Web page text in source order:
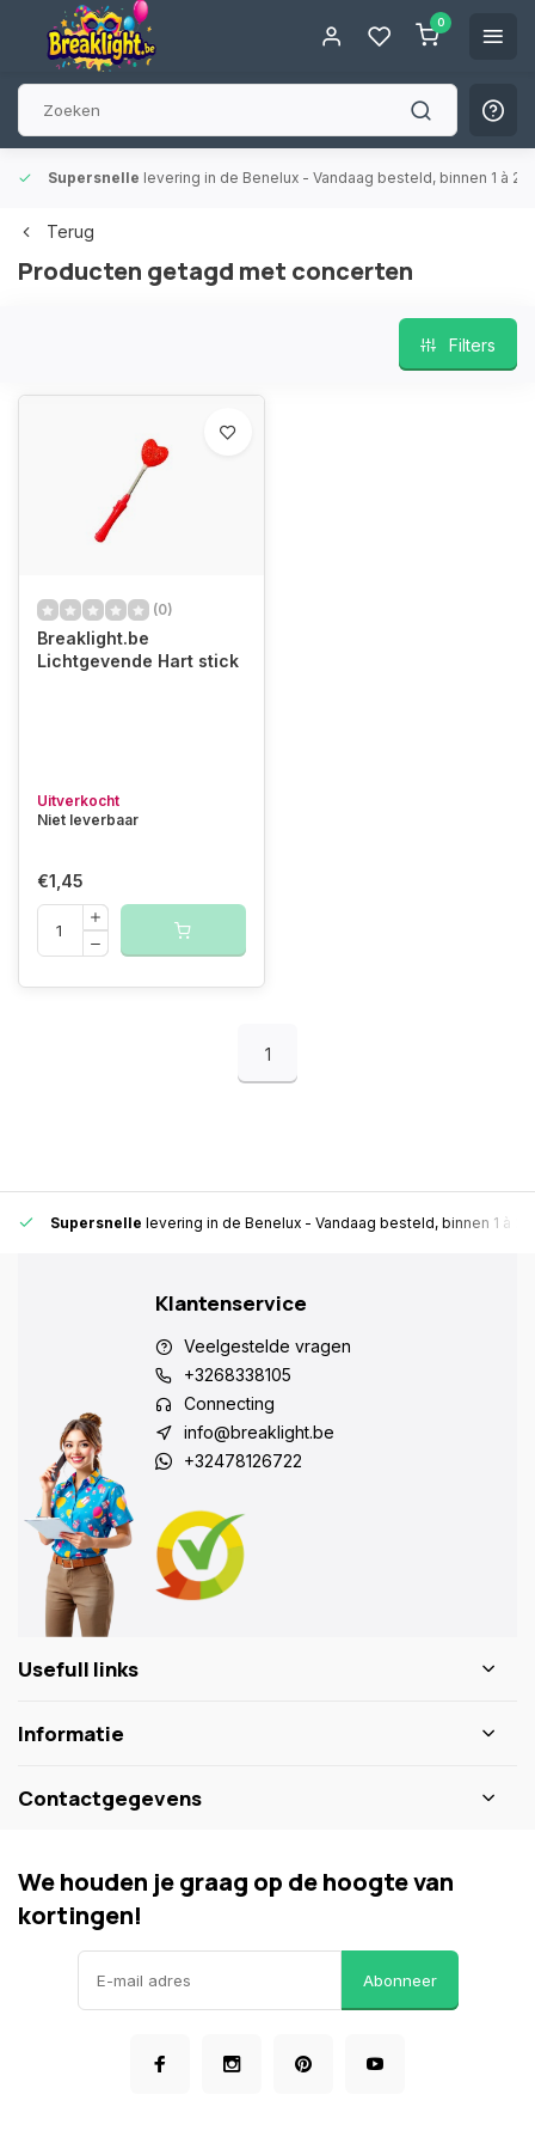
0
Supersnelle levering in de Benelux - Vandaag besteld, binnen 1 à 2
Terug
Producten getagd met concerten
Filters
(0)
Breaklight.be
Lichtgevende Hart stick
Uitverkocht
Niet leverbaar
€1,45
1
Supersnelle levering in de Benelux - Vandaag besteld, binnen 1 à 2
Klantenservice
Veelgestelde vragen
+3268338105
Connecting
info@breaklight.be
+32478126722
Usefull links
Informatie
Contactgegevens
We houden je graag op de hoogte van
kortingen!
Abonneer